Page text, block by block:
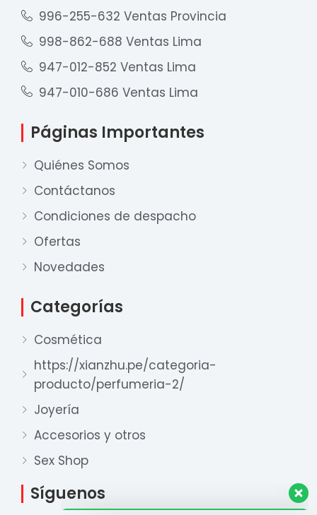
996-255-632 Ventas Provincia
998-862-688 Ventas Lima
947-012-852 Ventas Lima
947-010-686 Ventas Lima
Páginas Importantes
Quiénes Somos
Contáctanos
Condiciones de despacho
Ofertas
Novedades
Categorías
Cosmética
https://xianzhu.pe/categoria-
producto/perfumeria-2/
Joyería
Accesorios y otros
Sex Shop
Síguenos
para responder a sus preguntas. ¡Lo
Ventas Provincia
Xian Zhu
Ventas Lima 1